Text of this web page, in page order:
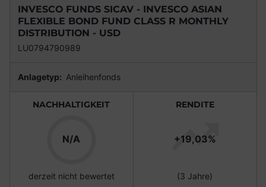
INVESCO FUNDS SICAV - INVESCO ASIAN
FLEXIBLE BOND FUND CLASS R MONTHLY
DISTRIBUTION - USD
LU0794790989
Anlagetyp: Anleihenfonds
NACHHALTIGKEIT
N/A
derzeit nicht bewertet
RENDITE
+19,03%
(3 Jahre)